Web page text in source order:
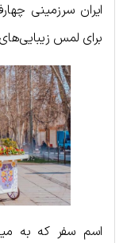
ایران سرزمینی
برای لمس
اسم سفر که به